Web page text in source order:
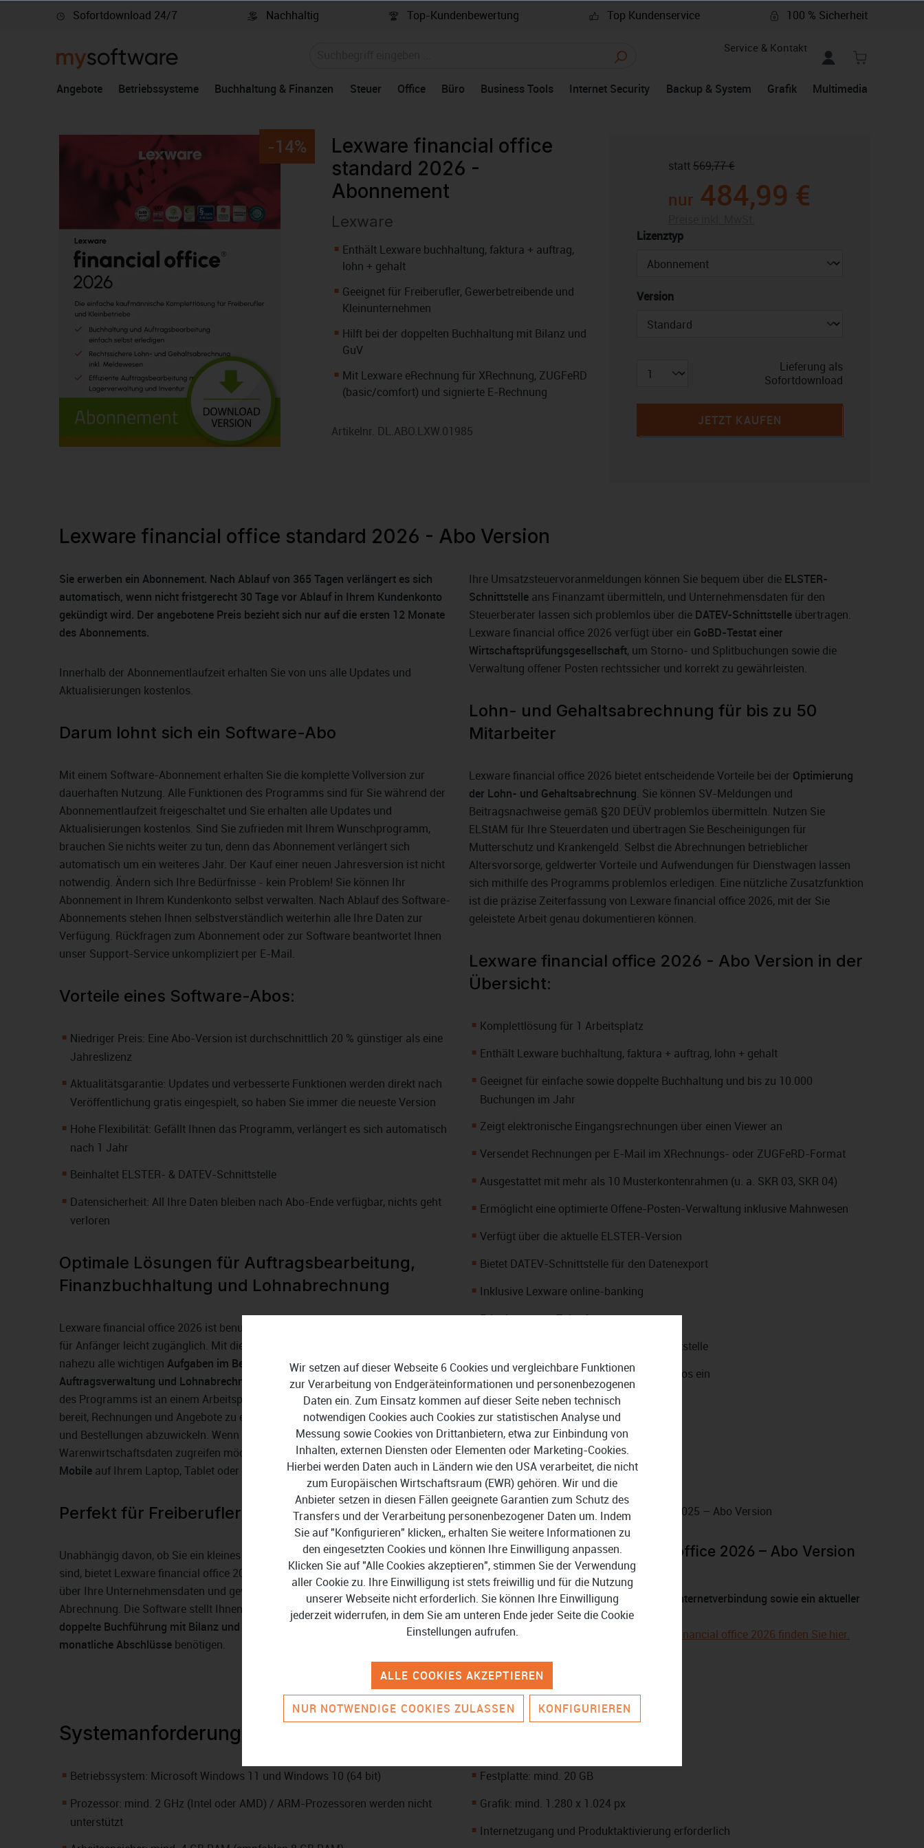
Zur Hauptnavigation springen
Sofortdownload 24/7 Nachhaltig Top-Kundenbewertung Top Kundenservice 100 % Sicherheit
Service & Kontakt
Angebote Betriebssysteme Buchhaltung & Finanzen Steuer Office Büro Business Tools Internet Security Backup & System Grafik Multimedia
-14%
Lexware financial office
standard 2026 -
Abonnement
Lexware
Enthält Lexware buchhaltung, faktura + auftrag,
lohn + gehalt
Geeignet für Freiberufler, Gewerbetreibende und
Kleinunternehmen
Hilft bei der doppelten Buchhaltung mit Bilanz und
GuV
Mit Lexware eRechnung für XRechnung, ZUGFeRD
(basic/comfort) und signierte E-Rechnung
Artikelnr. DL.ABO.LXW.01985
nur 484,99 €
statt569,77 €
Lizenztypauswählen
Versionauswählen
Lieferung als
Sofortdownload
JETZT KAUFEN
Lexware financial office standard 2026 - Abo Version
Sie erwerben ein Abonnement. Nach Ablauf von 365 Tagen verlängert es sich
automatisch, wenn nicht fristgerecht 30 Tage vor Ablauf in Ihrem Kundenkonto
gekündigt wird. Der angebotene Preis bezieht sich nur auf die ersten 12 Monate
des Abonnements.
Innerhalb der Abonnementlaufzeit erhalten Sie von uns alle Updates und
Aktualisierungen kostenlos.
Darum lohnt sich ein Software-Abo
Mit einem Software-Abonnement erhalten Sie die komplette Vollversion zur
dauerhaften Nutzung. Alle Funktionen des Programms sind für Sie während der
Abonnementlaufzeit freigeschaltet und Sie erhalten alle Updates und
Aktualisierungen kostenlos. Sind Sie zufrieden mit Ihrem Wunschprogramm,
brauchen Sie nichts weiter zu tun, denn das Abonnement verlängert sich
automatisch um ein weiteres Jahr. Der Kauf einer neuen Jahresversion ist nicht
notwendig. Ändern sich Ihre Bedürfnisse - kein Problem! Sie können Ihr
Abonnement in Ihrem Kundenkonto selbst verwalten. Nach Ablauf des Software-
Abonnements stehen Ihnen selbstverständlich weiterhin alle Ihre Daten zur
Verfügung. Rückfragen zum Abonnement oder zur Software beantwortet Ihnen
unser Support-Service unkompliziert per E-Mail.
Vorteile eines Software-Abos:
Niedriger Preis: Eine Abo-Version ist durchschnittlich 20 % günstiger als eine
Jahreslizenz
Aktualitätsgarantie: Updates und verbesserte Funktionen werden direkt nach
Veröffentlichung gratis eingespielt, so haben Sie immer die neueste Version
Hohe Flexibilität: Gefällt Ihnen das Programm, verlängert es sich automatisch
nach 1 Jahr
Beinhaltet ELSTER- & DATEV-Schnittstelle
Datensicherheit: All Ihre Daten bleiben nach Abo-Ende verfügbar, nichts geht
verloren
Optimale Lösungen für Auftragsbearbeitung,
Finanzbuchhaltung und Lohnabrechnung
Lexware financial office 2026 ist benutzerfreundlich, übersichtlich und besonders
für Anfänger leicht zugänglich. Mit dieser Unternehmenssoftware können Sie
nahezu alle wichtigen Aufgaben im Bereich Finanzbuchhaltung,
Auftragsverwaltung und Lohnabrechnung mühelos bewältigen. Die Installation
des Programms ist an einem Arbeitsplatz möglich, und danach sind Sie sofort
bereit, Rechnungen und Angebote zu erstellen, Ihre Lagerbestände zu verwalten
und Bestellungen abzuwickeln. Wenn Sie auch unterwegs auf Ihre
Warenwirtschaftsdaten zugreifen möchten, steht Ihnen dasintegrierte Lexware
Mobile auf Ihrem Laptop, Tablet oder Smartphone zur Verfügung.
Perfekt für Freiberufler und Kleinunternehmer
Unabhängig davon, ob Sie ein kleines Unternehmen leiten oder freiberuflich tätig
sind, bietet Lexware financial office 2026 Ihnen einen umfassenden Überblick
über Ihre Unternehmensdaten und gewährleistet eine sichere und korrekte
Abrechnung. Die Software stellt Ihnen alles zur Verfügung, was Sie für die
doppelte Buchführung mit Bilanz und Gewinn-und-Verlust-Rechnung
sowie für
monatliche Abschlüsse benötigen.
Ihre Umsatzsteuervoranmeldungen können Sie bequem über die ELSTER-
Schnittstelle ans Finanzamt übermitteln, und Unternehmensdaten für den
Steuerberater lassen sich problemlos über die DATEV-Schnittstelle übertragen.
Lexware financial office 2026 verfügt über ein GoBD-Testat einer
Wirtschaftsprüfungsgesellschaft, um Storno- und Splitbuchungen sowie die
Verwaltung offener Posten rechtssicher und korrekt zu gewährleisten.
Lohn- und Gehaltsabrechnung für bis zu 50
Mitarbeiter
Lexware financial office 2026 bietet entscheidende Vorteile bei der Optimierung
der Lohn- und Gehaltsabrechnung. Sie können SV-Meldungen und
Beitragsnachweise gemäß §20 DEÜV problemlos übermitteln. Nutzen Sie
ELStAM für Ihre Steuerdaten und übertragen Sie Bescheinigungen für
Mutterschutz und Krankengeld. Selbst die Abrechnungen betrieblicher
Altersvorsorge, geldwerter Vorteile und Aufwendungen für Dienstwagen lassen
sich mithilfe des Programms problemlos erledigen. Eine nützliche Zusatzfunktion
ist die präzise Zeiterfassung von Lexware financial office 2026, mit der Sie
geleistete Arbeit genau dokumentieren können.
Lexware financial office 2026 - Abo Version in der
Übersicht:
Komplettlösung für 1 Arbeitsplatz
Enthält Lexware buchhaltung, faktura + auftrag, lohn + gehalt
Geeignet für einfache sowie doppelte Buchhaltung und bis zu 10.000
Buchungen im Jahr
Zeigt elektronische Eingangsrechnungen über einen Viewer an
Versendet Rechnungen per E-Mail im XRechnungs- oder ZUGFeRD-Format
Ausgestattet mit mehr als 10 Musterkontenrahmen (u. a. SKR 03, SKR 04)
Ermöglicht eine optimierte Offene-Posten-Verwaltung inklusive Mahnwesen
Verfügt über die aktuelle ELSTER-Version
Bietet DATEV-Schnittstelle für den Datenexport
Inklusive Lexware online-banking
Erlaubt genaue Zeiterfassung
Liefert eine standardisierte eShop-Schnittstelle
Bindet MS Office Anwendungen reibungslos ein
Erlaubt Rechnungsdruck mit GiroCode
Mit Betriebsprüfer-Export
GoBD-testiert
Ausgezeichnet mit GKV-Zertifikat
Nachfolger von Lexware financial office 2025 – Abo Version
Hinweis zu Lexware financial office 2026 – Abo Version
Download:
Für den Einsatz des Programms sind eine Internetverbindung sowie ein aktueller
Webbrowser notwendig.
Weiterführende Informationen zu Lexware financial office 2026 finden Sie hier.
Systemanforderungen
Betriebssystem: Microsoft Windows 11 und Windows 10 (64 bit)
Prozessor: mind. 2 GHz (Intel oder AMD) / ARM-Prozessoren werden nicht
unterstützt
Festplatte: mind. 20 GB
Grafik: mind. 1.280 x 1.024 px
Internetzugang und Produktaktivierung erforderlich
Wir setzen auf dieser Webseite 6 Cookies und vergleichbare Funktionen
zur Verarbeitung von Endgeräteinformationen und personenbezogenen
Daten ein. Zum Einsatz kommen auf dieser Seite neben technisch
notwendigen Cookies auch Cookies zur statistischen Analyse und
Messung sowie Cookies von Drittanbietern, etwa zur Einbindung von
Inhalten, externen Diensten oder Elementen oder Marketing-Cookies.
Hierbei werden Daten auch in Ländern wie den USA verarbeitet, die nicht
zum Europäischen Wirtschaftsraum (EWR) gehören. Wir und die
Anbieter setzen in diesen Fällen geeignete Garantien zum Schutz des
Transfers und der Verarbeitung personenbezogener Daten um. Indem
Sie auf "Konfigurieren" klicken,, erhalten Sie weitere Informationen zu
den eingesetzten Cookies und können Ihre Einwilligung anpassen.
Klicken Sie auf "Alle Cookies akzeptieren", stimmen Sie der Verwendung
aller Cookie zu. Ihre Einwilligung ist stets freiwillig und für die Nutzung
unserer Webseite nicht erforderlich. Sie können Ihre Einwilligung
jederzeit widerrufen, in dem Sie am unteren Ende jeder Seite die Cookie
Einstellungen aufrufen.
NUR NOTWENDIGE COOKIES ZULASSEN KONFIGURIEREN
ALLE COOKIES AKZEPTIEREN